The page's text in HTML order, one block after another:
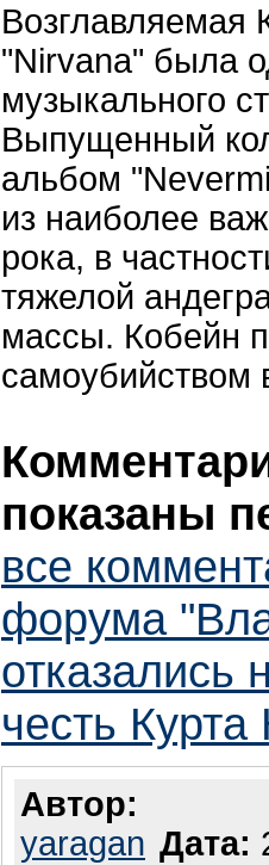
Возглавляемая
"Nirvana" была
музыкального
Выпущенный
альбом
из наиболее
рока, в
тяжелой
массы. Кобейн
самоубийством
показаны
все
форума
отказались
честь
Автор:
yaragan Дата: